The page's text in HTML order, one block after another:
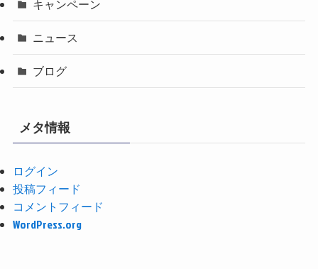
キャンペーン
ニュース
ブログ
メタ情報
ログイン
投稿フィード
コメントフィード
WordPress.org